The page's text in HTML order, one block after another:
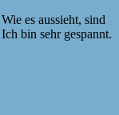
es aussieht, sind
bin sehr gespannt.